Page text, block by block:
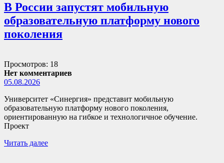
В России запустят мобильную
образовательную платформу нового
поколения
Просмотров: 18
Нет комментариев
05.08.2026
Университет «Синергия» представит мобильную
образовательную платформу нового поколения,
ориентированную на гибкое и технологичное обучение.
Проект
Читать далее